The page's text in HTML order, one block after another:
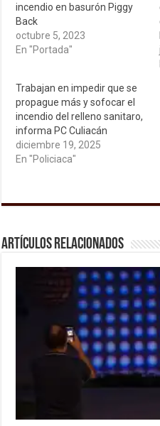
incendio en basurón Piggy
Back
octubre 5, 2023
En "Portada"
Trabajan en impedir que se
propague más y sofocar el
incendio del relleno sanitaro,
informa PC Culiacán
diciembre 19, 2025
En "Policiaca"
Artículos relacionados